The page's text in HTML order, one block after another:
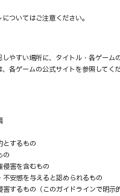
ついてはご注意ください。
やすい場所に、タイトル・各ゲーム
各ゲームの公式サイトを参照してくだ
とするもの
の
侵害を含むもの
安感を与えると認められるもの
するもの（このガイドラインで明示